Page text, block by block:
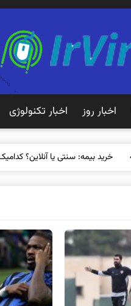
اخبار روز اخبار تکنولوژی
خرید بی